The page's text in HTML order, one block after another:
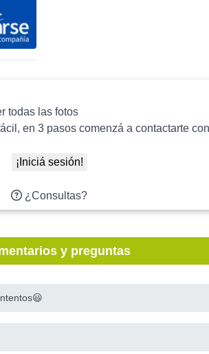
todas las fotos
en 3 pasos comenzá a contactarte
¡Iniciá sesión!
¿Consultas?
y preguntas